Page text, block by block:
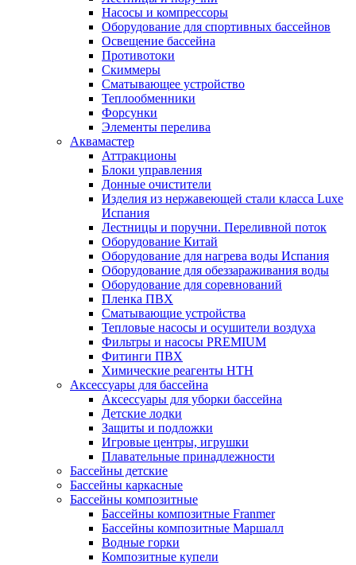
Насосы и компрессоры
Оборудование для спортивных бассейнов
Освещение бассейна
Противотоки
Скиммеры
Сматывающее устройство
Теплообменники
Форсунки
Элементы перелива
Аквамастер
Аттракционы
Блоки управления
Донные очистители
Изделия из нержавеющей стали класса Luxe
Испания
Лестницы и поручни. Переливной поток
Оборудование Китай
Оборудование для нагрева воды Испания
Оборудование для обеззараживания воды
Оборудование для соревнований
Пленка ПВХ
Сматывающие устройства
Тепловые насосы и осушители воздуха
Фильтры и насосы PREMIUM
Фитинги ПВХ
Химические реагенты HTH
Аксессуары для бассейна
Аксессуары для уборки бассейна
Детские лодки
Защиты и подложки
Игровые центры, игрушки
Плавательные принадлежности
Бассейны детские
Бассейны каркасные
Бассейны композитные
Бассейны композитные Franmer
Бассейны композитные Маршалл
Водные горки
Композитные купели